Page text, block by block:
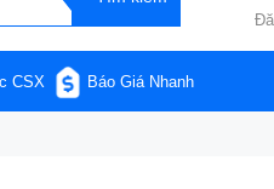
CSX Báo Giá Nhanh